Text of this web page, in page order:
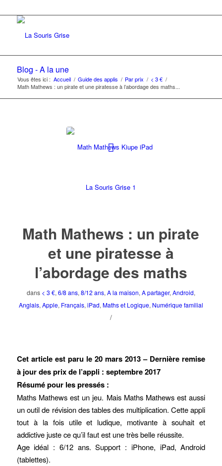
Blog - A la une
Vous êtes ici : Accueil / Guide des applis / Par prix / < 3 € /
Math Mathews : un pirate et une piratesse à l’abordage des maths...
Math Mathews : un pirate
et une piratesse à
l’abordage des maths
dans < 3 €, 6/8 ans, 8/12 ans, A la maison, A partager, Android,
Anglais, Apple, Français, iPad, Maths et Logique, Numérique familial
/
Cet article est paru le 20 mars 2013 – Dernière remise
à jour des prix de l’appli : septembre 2017
Résumé pour les pressés :
Maths Mathews est un jeu. Mais Maths Mathews est aussi
un outil de révision des tables des multiplication. Cette appli
tout à la fois utile et ludique, motivante à souhait et
addictive juste ce qu’il faut est une très belle réussite.
Age idéal : 6/12 ans. Support : iPhone, iPad, Android
(tablettes).